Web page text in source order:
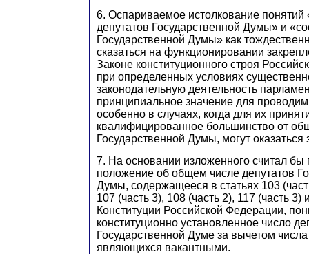
6. Оспариваемое истолкование
депутатов Государственной Думы» и
Государственной Думы» как
сказаться на функционировании
Законе конституционного строя
при определенных условиях
законодательную деятельность
принципиальное значение для
особенно в случаях, когда для их
квалифицированное большинство от
Государственной Думы, могут
7. На основании изложенного считал
положение об общем числе депутатов
Думы, содержащееся в статьях 103
107 (часть 3), 108 (часть 2), 117 (часть 3)
Конституции Российской Федерации,
конституционно установленное число
Государственной Думе за вычетом
являющихся вакантными.